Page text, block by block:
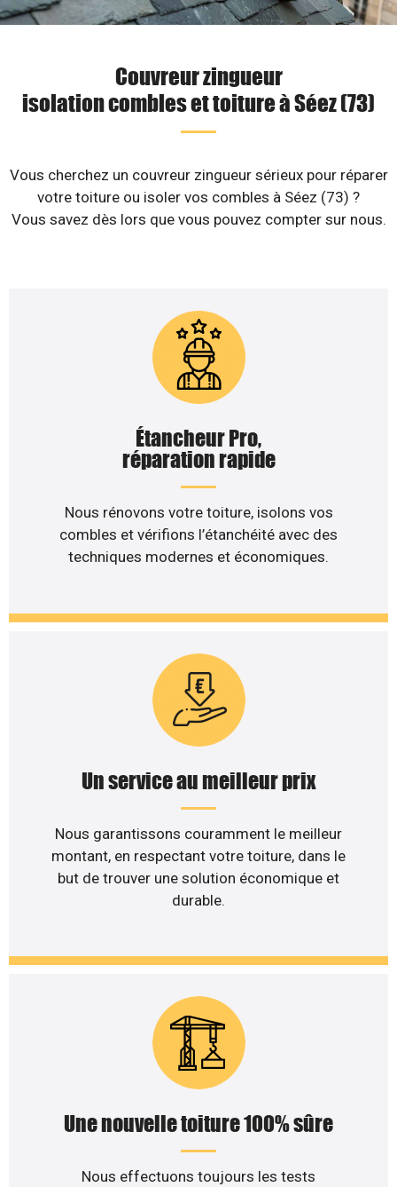
Couvreur zingueur
isolation combles et toiture à Séez (73)
Vous cherchez un couvreur zingueur sérieux pour réparer
votre toiture ou isoler vos combles à Séez (73) ?
Vous savez dès lors que vous pouvez compter sur nous.
Étancheur Pro,
réparation rapide
Nous rénovons votre toiture, isolons vos
combles et vérifions l’étanchéité avec des
techniques modernes et économiques.
Un service au meilleur prix
Nous garantissons couramment le meilleur
montant, en respectant votre toiture, dans le
but de trouver une solution économique et
durable.
Une nouvelle toiture 100% sûre
Nous effectuons toujours les tests